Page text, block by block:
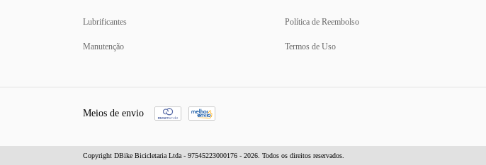
Lubrificantes
Manutenção
Política de Reembolso
Termos de Uso
Meios de envio
Copyright DBike Bicicletaria Ltda - 97545223000176 - 2026. Todos os direitos reservados.